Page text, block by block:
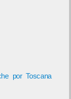
por Toscana